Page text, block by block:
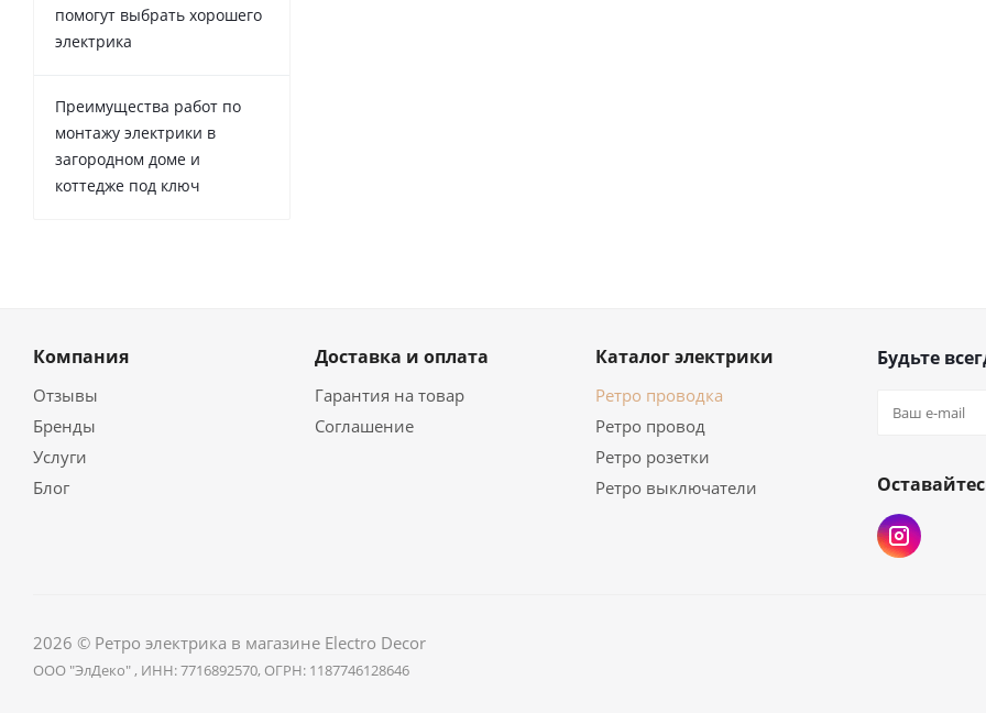
помогут выбрать хорошего
электрика
Преимущества работ по
монтажу электрики в
загородном доме и
коттедже под ключ
Компания
Отзывы
Бренды
Услуги
Блог
Доставка и оплата
Гарантия на товар
Соглашение
Каталог электрики
Ретро проводка
Ретро провод
Ретро розетки
Ретро выключатели
Будьте
2026 © Ретро электрика в магазине Electro Decor
ООО "ЭлДеко" , ИНН: 7716892570, ОГРН: 1187746128646